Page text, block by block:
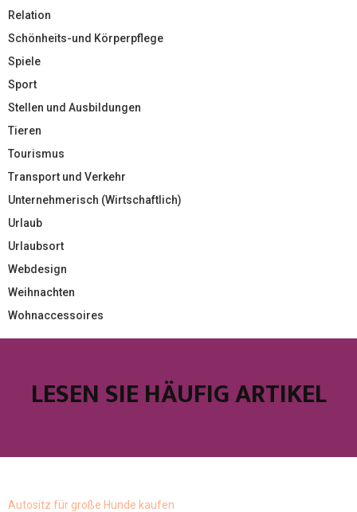
Relation
Schönheits-und Körperpflege
Spiele
Sport
Stellen und Ausbildungen
Tieren
Tourismus
Transport und Verkehr
Unternehmerisch (Wirtschaftlich)
Urlaub
Urlaubsort
Webdesign
Weihnachten
Wohnaccessoires
LESEN SIE HÄUFIG ARTIKEL
Autositz für große Hunde kaufen